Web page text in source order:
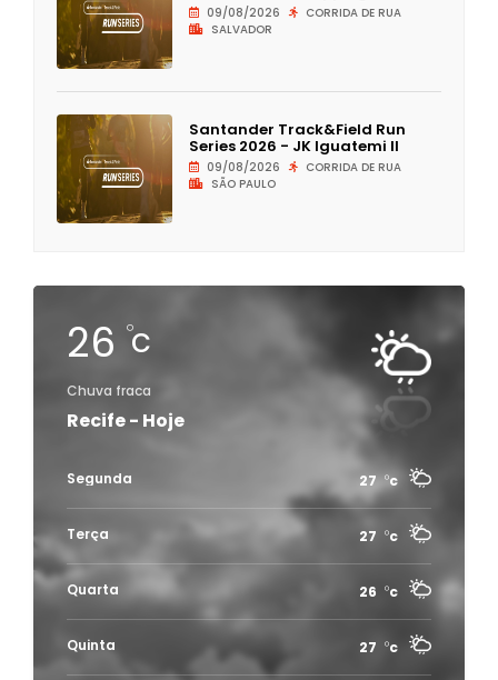
09/08/2026
CORRIDA DE RUA
SALVADOR
Santander Track&Field Run
Series 2026 - JK Iguatemi II
09/08/2026
CORRIDA DE RUA
SÃO PAULO
26 c
Chuva fraca
Recife - Hoje
Segunda 27 c
Terça 27 c
Quarta 26 c
Quinta 27 c